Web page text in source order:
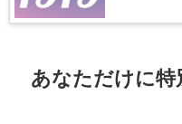
あなただけに特